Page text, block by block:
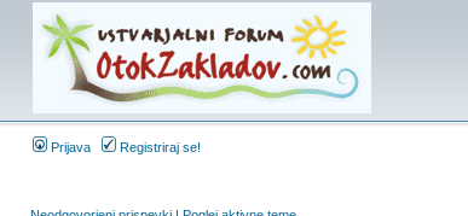
Prijava Registriraj se!